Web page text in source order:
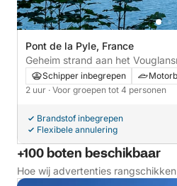
Pont de la Pyle, France
Geheim strand aan het
Schipper inbegrepen
2 uur · Voor groepen tot 4 personen
Brandstof inbegrepen
Flexibele annulering
+100 boten beschikbaar
Hoe wij advertenties rangschikken